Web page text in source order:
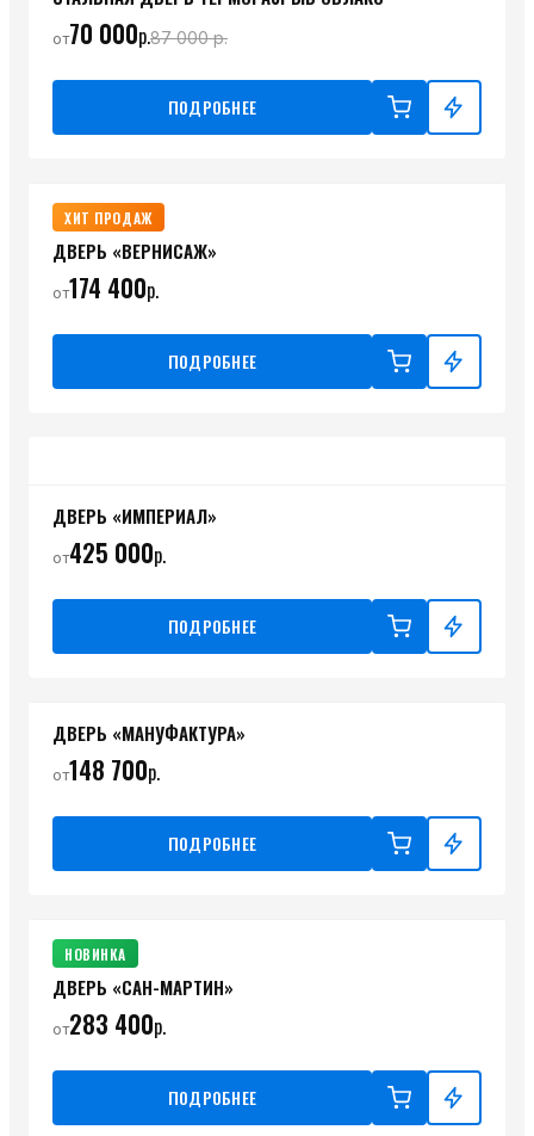
от70 000р.87 000р.
ПОДРОБНЕЕ
ХИТ ПРОДАЖ
ДВЕРЬ «ВЕРНИСАЖ»
от174 400р.
ПОДРОБНЕЕ
ДВЕРЬ «ИМПЕРИАЛ»
от425 000р.
ПОДРОБНЕЕ
ДВЕРЬ «МАНУФАКТУРА»
от148 700р.
ПОДРОБНЕЕ
НОВИНКА
ДВЕРЬ «САН-МАРТИН»
от283 400р.
ПОДРОБНЕЕ